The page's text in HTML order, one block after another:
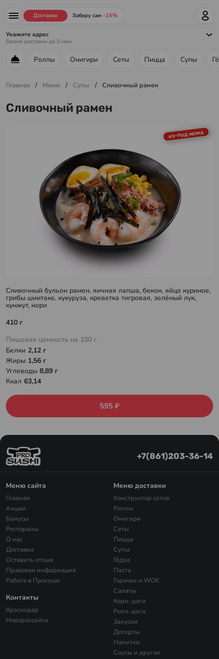
Доставка Заберу сам -15%
Укажите адрес
Время доставки до 0 мин
Меню ресторана
Роллы Онигири Сеты Пицца Супы
Главная / Меню / Супы / Сливочный рамен
Сливочный рамен
из-под ножа
Сливочный бульон рамен, яичная лапша, бекон, яйцо куриное,
грибы шиитаке, кукуруза, креветка тигровая, зелёный лук,
кунжут, нори
410 г
Пищевая ценность на 100 г
Белки 2,12 г
Жиры 1,56 г
Углеводы 8,89 г
Ккал 63,14
595 ₽
+7(861)203-36-14
Меню сайта
Главная
Акции
Бонусы
Рестораны
О нас
Доставка
Оставить отзыв
Правовая информация
Работа в Просуши
Контакты
Краснодар
Новороссийск
Меню доставки
Конструктор сетов
Роллы
Онигири
Сеты
Пицца
Супы
Гёдза
Паста
Горячее и WOK
Салаты
Корн-доги
Ролл-доги
Закуски
Десерты
Напитки
Соусы и другое